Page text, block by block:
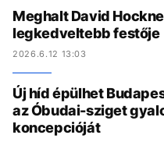
Meghalt David
legkedveltebb festője
2026.6.12 13:03
Új híd épülhet
az Óbudai-sziget
koncepcióját